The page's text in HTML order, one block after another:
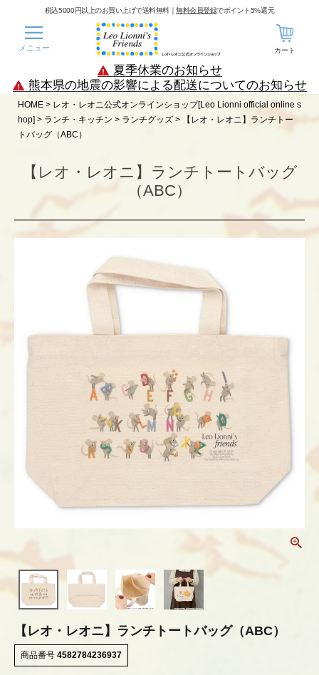
税込5000円以上のお買い上げで送料無料｜無料会員登録でポイント5%還元
メニュー カート
夏季休業のお知らせ
熊本県の地震の影響による配送についてのお知らせ
HOME
レオ・レオニ公式オンラインショップ[Leo Lionni official online s
hop]
ランチ・キッチン ランチグッズ
【レオ・レオニ】ランチトー
トバッグ（ABC）
【レオ・レオニ】ランチトートバッグ
（ABC）
【レオ・レオニ】ランチトートバッグ（ABC）
商品番号 4582784236937